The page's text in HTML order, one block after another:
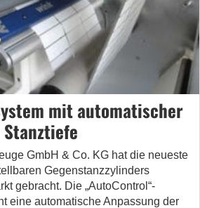
mit automatischer
GmbH & Co. KG hat die neueste
Gegenstanzzylinders
gebracht. Die „AutoControl“-
eine automatische Anpassung der